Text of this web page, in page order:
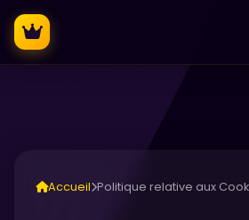
Accueil Politique relative aux